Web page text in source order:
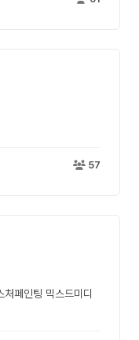
57
페인팅 믹스드미디